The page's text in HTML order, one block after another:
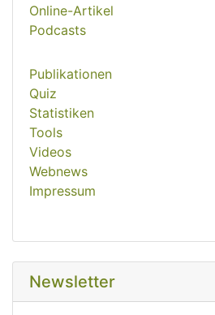
Online-Artikel
Podcasts
Publikationen
Quiz
Statistiken
Tools
Videos
Webnews
Impressum
Newsletter